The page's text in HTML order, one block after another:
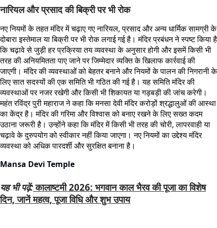
नारियल और प्रसाद की बिक्री पर भी रोक
नए नियमों के तहत मंदिर में चढ़ाए गए नारियल, प्रसाद और अन्य धार्मिक सामग्री के
दोबारा इस्तेमाल या बिक्री पर भी रोक लगाई गई है। मंदिर प्रबंधन ने स्पष्ट किया है
कि चढ़ावे से जुड़ी हर प्रक्रिया तय व्यवस्था के अनुसार होगी और इसमें किसी भी
तरह की अनियमितता पाए जाने पर जिम्मेदार व्यक्ति के खिलाफ कार्रवाई की
जाएगी। मंदिर की व्यवस्थाओं को बेहतर बनाने और नियमों के पालन की निगरानी के
लिए सात सदस्यों की एक समिति भी गठित की गई है। यह समिति मंदिर की
व्यवस्थाओं पर नजर रखेगी और किसी भी शिकायत या गड़बड़ी की जांच करेगी।
महंत रविंद्र पुरी महाराज ने कहा कि मनसा देवी मंदिर करोड़ों श्रद्धालुओं की आस्था
का केंद्र है। मंदिर की गरिमा और विश्वास को बनाए रखने के लिए सख्त कदम
उठाना जरूरी है। उन्होंने कहा कि मंदिर में किसी भी तरह की चोरी, लापरवाही या
चढ़ावे के दुरुपयोग को स्वीकार नहीं किया जाएगा। नए नियमों का उद्देश्य मंदिर
व्यवस्था को अधिक पारदर्शी और सुरक्षित बनाना है।
Mansa Devi Temple
यह भी पढ़ें: कालाष्टमी 2026: भगवान काल भैरव की पूजा का विशेष
दिन, जानें महत्व, पूजा विधि और शुभ उपाय